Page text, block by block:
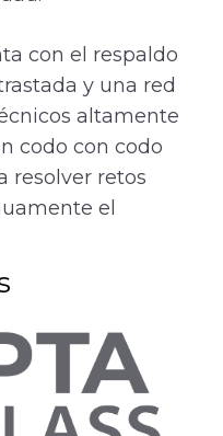
con el respaldo
y una red
altamente
codo con codo
resolver retos
el